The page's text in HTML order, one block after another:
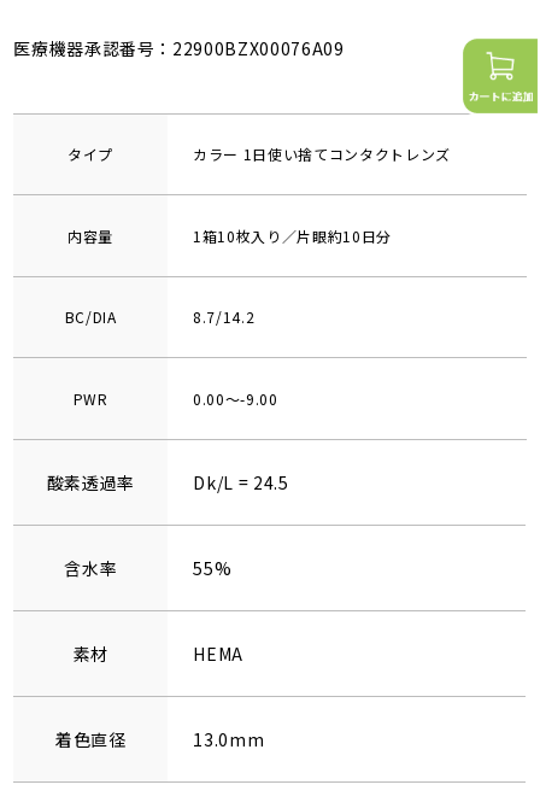
医療機器承認番号：22900BZX00076A09
タイプ カラー 1日使い捨てコンタクトレンズ
内容量 1箱10枚入り／片眼約10日分
BC/DIA 8.7/14.2
PWR 0.00～-9.00
酸素透過率 Dk/L = 24.5
含水率 55%
素材 HEMA
着色直径 13.0mm